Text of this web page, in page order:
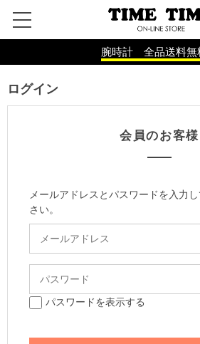
腕時計 全品送料無
ログイン
会員のお客様
メールアドレスとパスワードを入力
さい。
パスワードを表示する